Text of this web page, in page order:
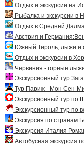
Отдых и экскурсии на
Рыбалка и экскурсии в
Отдых в Средней
Австрия и
Южный Тироль, лыжи и
Отдых и экскурсии в
Червиния - горные
Экскурсионный тур
Тур Париж - Мон Сен-
Экскурсионный тур по
Экскурсионный тур по
Экскурсия по странам
Экскурсия Италия
Автобусная экскурсия